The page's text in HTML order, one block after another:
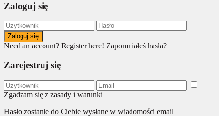
Zaloguj się
Zaloguj się
Need an account? Register here! Zapomniałeś hasła?
Zarejestruj się
Zgadzam się z zasady i warunki
Hasło zostanie do Ciebie wysłane w wiadomości email